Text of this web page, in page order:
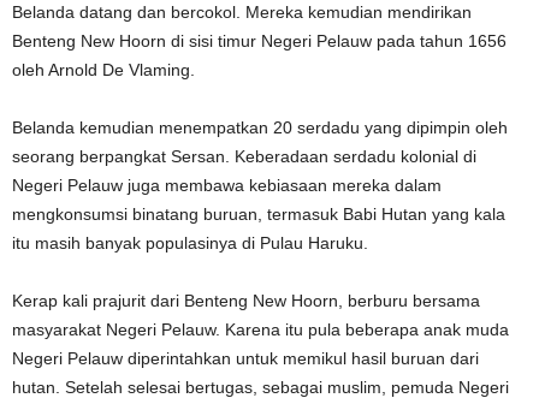
Belanda datang dan bercokol. Mereka kemudian mendirikan
Benteng New Hoorn di sisi timur Negeri Pelauw pada tahun 1656
oleh Arnold De Vlaming.
Belanda kemudian menempatkan 20 serdadu yang dipimpin oleh
seorang berpangkat Sersan. Keberadaan serdadu kolonial di
Negeri Pelauw juga membawa kebiasaan mereka dalam
mengkonsumsi binatang buruan, termasuk Babi Hutan yang kala
itu masih banyak populasinya di Pulau Haruku.
Kerap kali prajurit dari Benteng New Hoorn, berburu bersama
masyarakat Negeri Pelauw. Karena itu pula beberapa anak muda
Negeri Pelauw diperintahkan untuk memikul hasil buruan dari
hutan. Setelah selesai bertugas, sebagai muslim, pemuda Negeri